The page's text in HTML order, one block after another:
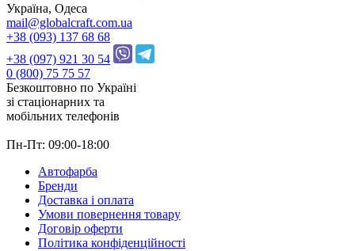
Україна, Одеса
mail@globalcraft.com.ua
+38 (093) 137 68 68
+38 (097) 921 30 54
0 (800) 75 75 57
Безкоштовно по Україні
зі стацiонарних та
мобільних телефонів
Пн-Пт: 09:00-18:00
Автофарба
Бренди
Доставка і оплата
Умови повернення товару
Договір оферти
Політика конфіденційності